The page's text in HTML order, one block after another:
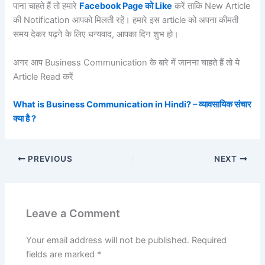
पाना चाहते हैं तो हमारे Facebook Page को Like करें ताकि New Article
की Notification आपको मिलती रहें। हमारे इस article को अपना कीमती
समय देकर पढ़ने के लिए धन्यवाद, आपका दिन शुभ हो।
अगर आप Business Communication के बारे में जानना चाहते हैं तो ये
Article Read करें
What is Business Communication in Hindi? – व्यावसायिक संचार
क्या है ?
PREVIOUS NEXT
Leave a Comment
Your email address will not be published. Required
fields are marked *